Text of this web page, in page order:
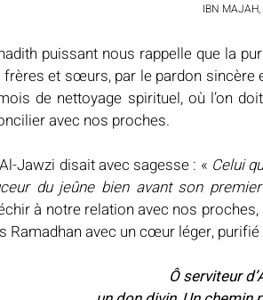
IBN
puissant nous rappelle que la
et sœurs, par le pardon sincère
de nettoyage spirituel, où l’on
avec nos proches.
Jawzi disait avec sagesse : « Celui
du jeûne bien avant son
à notre relation avec nos
Ramadhan avec un cœur léger,
Ô serviteur